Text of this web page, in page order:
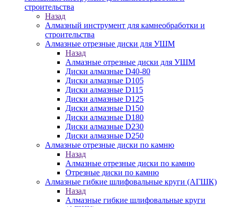
строительства
Назад
Алмазный инструмент для камнеобработки и
строительства
Алмазные отрезные диски для УШМ
Назад
Алмазные отрезные диски для УШМ
Диски алмазные D40-80
Диски алмазные D105
Диски алмазные D115
Диски алмазные D125
Диски алмазные D150
Диски алмазные D180
Диски алмазные D230
Диски алмазные D250
Алмазные отрезные диски по камню
Назад
Алмазные отрезные диски по камню
Отрезные диски по камню
Алмазные гибкие шлифовальные круги (АГШК)
Назад
Алмазные гибкие шлифовальные круги